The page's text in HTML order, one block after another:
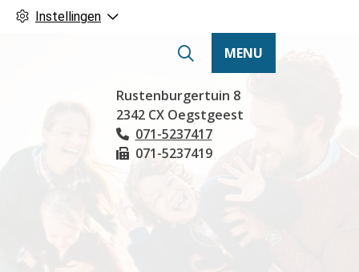
Instellingen
Hoofdmenu
MENU
Rustenburgertuin 8
2342 CX Oegstgeest
Tel:
071-5237417
Fax:
071-5237419